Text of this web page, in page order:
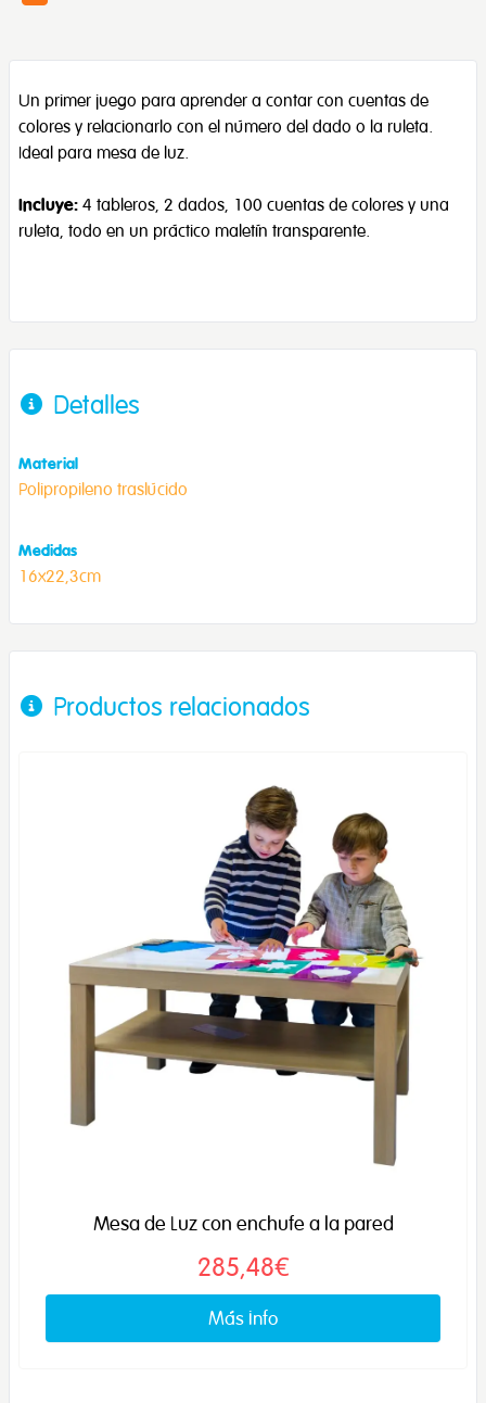
Un primer juego para aprender a contar con cuentas de
colores y relacionarlo con el número del dado o la ruleta.
Ideal para mesa de luz.
Incluye: 4 tableros, 2 dados, 100 cuentas de colores y una
ruleta, todo en un práctico maletín transparente.
Detalles
Material
Polipropileno traslúcido
Medidas
16x22,3cm
Productos relacionados
Mesa de Luz con enchufe a la pared
285,48€
Más info